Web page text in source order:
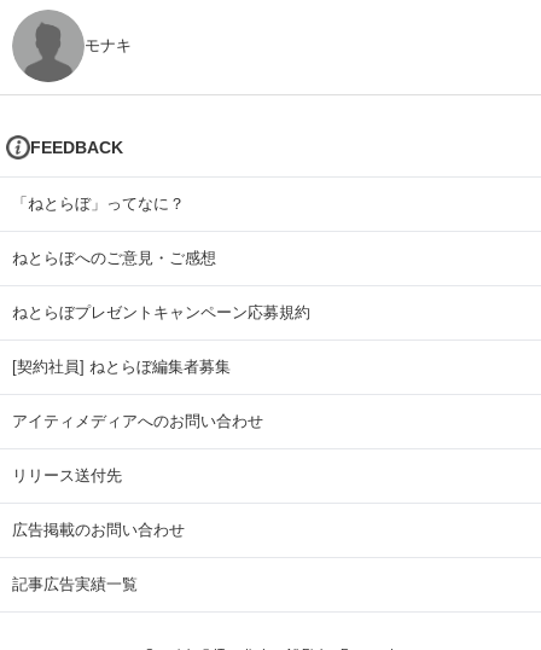
モナキ
FEEDBACK
「ねとらぼ」ってなに？
ねとらぼへのご意見・ご感想
ねとらぼプレゼントキャンペーン応募規約
[契約社員] ねとらぼ編集者募集
アイティメディアへのお問い合わせ
リリース送付先
広告掲載のお問い合わせ
記事広告実績一覧